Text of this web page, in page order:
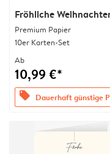
Fröhliche
Premium Papier
10er Karten-Set
Ab
10,99 €*
offers Dauerhaft günstige